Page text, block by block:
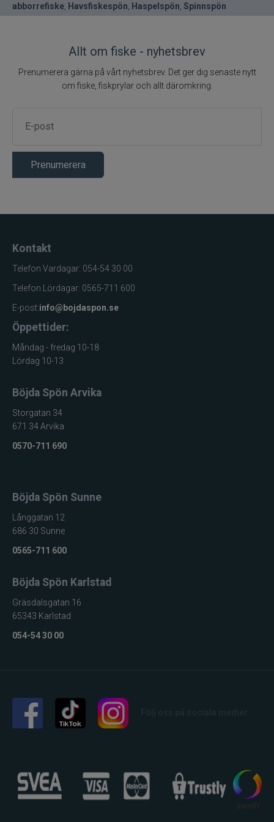
abborrefiske, Havsfiskespön, Haspelspön, Spinnspön
Allt om fiske - nyhetsbrev
Prenumerera gärna på vårt nyhetsbrev. Det ger dig senaste nytt
om fiske, fiskprylar och allt däromkring.
Prenumerera
Kontakt
Telefon Vardagar: 054-54 30 00
Telefon Lördagar: 0565-711 600
E-post:info@bojdaspon.se
Öppettider:
Måndag - fredag 10-18
Lördag 10-13
Böjda Spön Arvika
Storgatan 34
671 34 Arvika
0570-711 690
Böjda Spön Sunne
Långgatan 12
686 30 Sunne
0565-711 600
Böjda Spön Karlstad
Gräsdalsgatan 16
65343 Karlstad
054-54 30 00